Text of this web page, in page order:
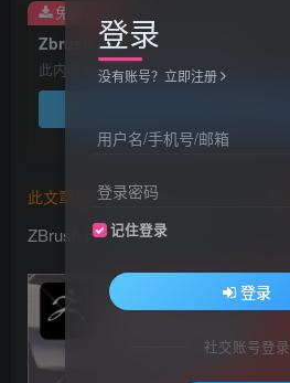
Zbrush 中的完整角色创建流程
此内容为免费资源，请登录后查看
免费资源
此文章由 橙光艺术网(www.cgart.net)
ZBrush for Character Artists
登录
没有账号？立即注册
用户名/手机号/邮箱
登录密码
记住登录
登录
社交账号登录